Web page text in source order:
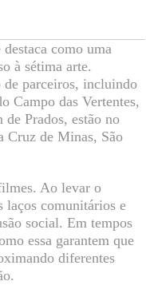
como uma
à sétima arte.
parceiros, incluindo
Campo das Vertentes,
Prados, estão no
Cruz de Minas, São
Ao levar o
laços comunitários e
social. Em tempos
essa garantem que
diferentes